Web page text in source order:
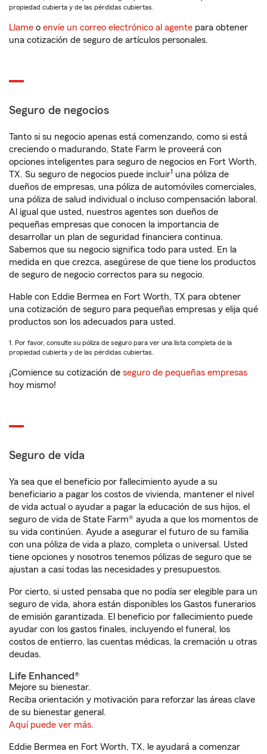
propiedad cubierta y de las pérdidas cubiertas.
Llame o envíe un correo electrónico al agente para obtener
una cotización de seguro de artículos personales.
Seguro de negocios
Tanto si su negocio apenas está comenzando, como si está
creciendo o madurando, State Farm le proveerá con
opciones inteligentes para seguro de negocios en Fort Worth,
TX. Su seguro de negocios puede incluir1 una póliza de
dueños de empresas, una póliza de automóviles comerciales,
una póliza de salud individual o incluso compensación laboral.
Al igual que usted, nuestros agentes son dueños de
pequeñas empresas que conocen la importancia de
desarrollar un plan de seguridad financiera continua.
Sabemos que su negocio significa todo para usted. En la
medida en que crezca, asegúrese de que tiene los productos
de seguro de negocio correctos para su negocio.
Hable con Eddie Bermea en Fort Worth, TX para obtener
una cotización de seguro para pequeñas empresas y elija qué
productos son los adecuados para usted.
1. Por favor, consulte su póliza de seguro para ver una lista completa de la
propiedad cubierta y de las pérdidas cubiertas.
¡Comience su cotización de seguro de pequeñas empresas
hoy mismo!
Seguro de vida
Ya sea que el beneficio por fallecimiento ayude a su
beneficiario a pagar los costos de vivienda, mantener el nivel
de vida actual o ayudar a pagar la educación de sus hijos, el
seguro de vida de State Farm® ayuda a que los momentos de
su vida continúen. Ayude a asegurar el futuro de su familia
con una póliza de vida a plazo, completa o universal. Usted
tiene opciones y nosotros tenemos pólizas de seguro que se
ajustan a casi todas las necesidades y presupuestos.
Por cierto, si usted pensaba que no podía ser elegible para un
seguro de vida, ahora están disponibles los Gastos funerarios
de emisión garantizada. El beneficio por fallecimiento puede
ayudar con los gastos finales, incluyendo el funeral, los
costos de entierro, las cuentas médicas, la cremación u otras
deudas.
Life Enhanced®
Mejore su bienestar.
Reciba orientación y motivación para reforzar las áreas clave
de su bienestar general.
Aquí puede ver más.
Eddie Bermea en Fort Worth, TX, le ayudará a comenzar